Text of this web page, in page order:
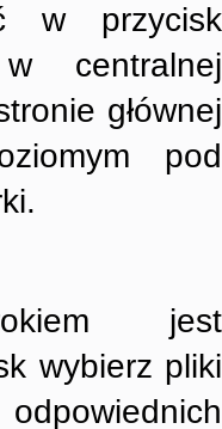
w przycisk
centralnej
głównej
pod
jest
wybierz pliki